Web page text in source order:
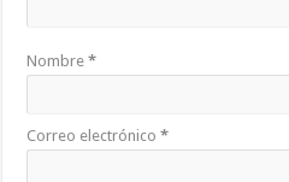
Nombre*
Correo electrónico*